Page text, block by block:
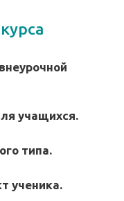
учащихся.
типа.
ученика.